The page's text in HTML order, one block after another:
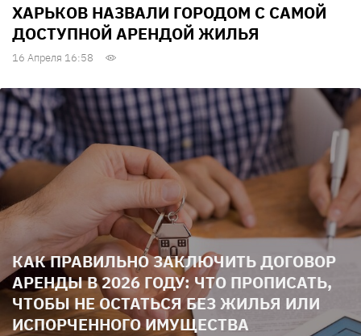
ХАРЬКОВ НАЗВАЛИ ГОРОДОМ С САМОЙ
ДОСТУПНОЙ АРЕНДОЙ ЖИЛЬЯ
16 Апреля 16:58
КАК ПРАВИЛЬНО ЗАКЛЮЧИТЬ ДОГОВОР
АРЕНДЫ В 2026 ГОДУ: ЧТО ПРОПИСАТЬ,
ЧТОБЫ НЕ ОСТАТЬСЯ БЕЗ ЖИЛЬЯ ИЛИ
ИСПОРЧЕННОГО ИМУЩЕСТВА